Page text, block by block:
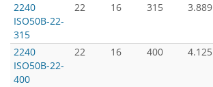
2240
ISO50B-22-
315
22 16 315 3.889
2240
ISO50B-22-
400
22 16 400 4.125